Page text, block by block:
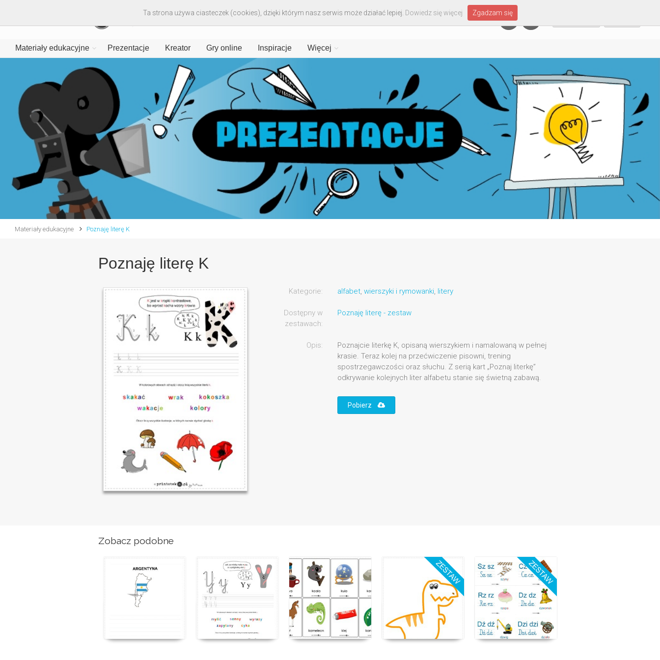
Materiały edukacyjne Prezentacje Kreator Gry online Inspiracje Więcej
Materiały edukacyjne Poznaję literę K
Poznaję literę K
Kategorie: alfabet, wierszyki i rymowanki, litery
Dostępny w
zestawach:
Poznaję literę - zestaw
Opis:
Poznajcie literkę K, opisaną wierszykiem i namalowaną w pełnej
krasie. Teraz kolej na przećwiczenie pisowni, trening
spostrzegawczości oraz słuchu. Z serią kart „Poznaj literkę”
odkrywanie kolejnych liter alfabetu stanie się świetną zabawą.
Pobierz
Zobacz podobne
Ta strona używa ciasteczek (cookies), dzięki którym nasz serwis może działać lepiej. Dowiedz się więcej Zgadzam się